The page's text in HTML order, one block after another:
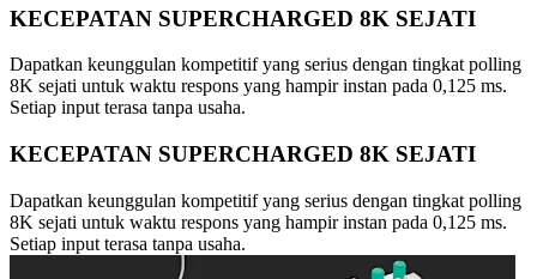
KECEPATAN SUPERCHARGED 8K SEJATI
Dapatkan keunggulan kompetitif yang serius dengan tingkat polling
8K sejati untuk waktu respons yang hampir instan pada 0,125 ms.
Setiap input terasa tanpa usaha.
KECEPATAN SUPERCHARGED 8K SEJATI
Dapatkan keunggulan kompetitif yang serius dengan tingkat polling
8K sejati untuk waktu respons yang hampir instan pada 0,125 ms.
Setiap input terasa tanpa usaha.